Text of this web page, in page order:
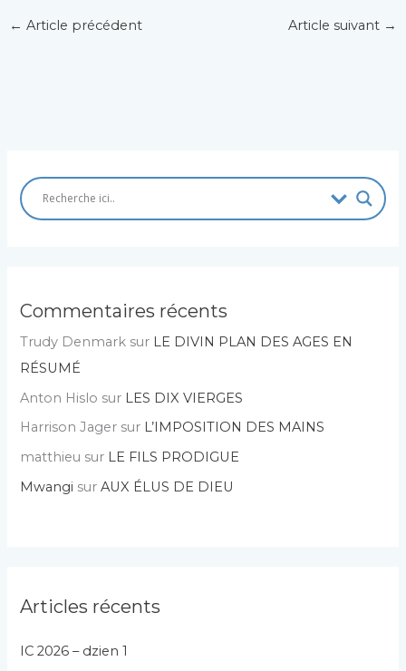
← Article précédent Article suivant →
Commentaires récents
Trudy Denmark sur LE DIVIN PLAN DES AGES EN
RÉSUMÉ
Anton Hislo sur LES DIX VIERGES
Harrison Jager sur L’IMPOSITION DES MAINS
matthieu sur LE FILS PRODIGUE
Mwangi surAUX ÉLUS DE DIEU
Articles récents
IC 2026 – dzien 1